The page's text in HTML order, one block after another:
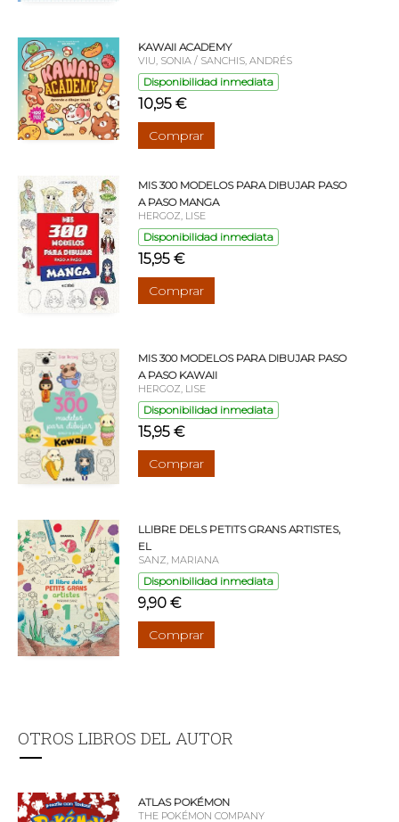
KAWAII ACADEMY
VIU, SONIA / SANCHIS, ANDRÉS
Disponibilidad inmediata
10,95 €
Comprar
MIS 300 MODELOS PARA DIBUJAR PASO
A PASO MANGA
HERGOZ, LISE
Disponibilidad inmediata
15,95 €
Comprar
MIS 300 MODELOS PARA DIBUJAR PASO
A PASO KAWAII
HERGOZ, LISE
Disponibilidad inmediata
15,95 €
Comprar
LLIBRE DELS PETITS GRANS ARTISTES,
EL
SANZ, MARIANA
Disponibilidad inmediata
9,90 €
Comprar
OTROS LIBROS DEL AUTOR
ATLAS POKÉMON
THE POKÉMON COMPANY